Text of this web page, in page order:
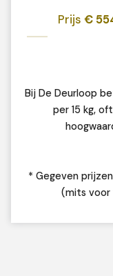
Prijs €
Bij De Deurloop
per 15 kg,
* Gegeven
(mits voor